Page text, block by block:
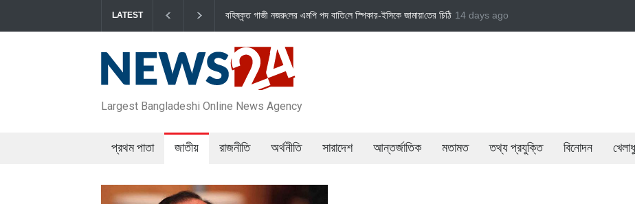
LATEST বহিষ্কৃত গাজী নজরু‌লের এম‌পি পদ বা‌তি‌লে স্পিকার-ইসিকে জামায়া‌তের চি‌ঠি জামায়াত এমপি গাজী নজরুল ইসলামকে দল থেকে বহিষ্কার
14 days ago
Largest Bangladeshi Online News Agency
প্রথম পাতা জাতীয় রাজনীতি অর্থনীতি সারাদেশ আন্তর্জাতিক মতামত তথ্য প্রযুক্তি বিনোদন